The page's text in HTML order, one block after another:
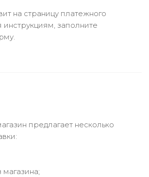
на страницу платежного
инструкциям, заполните
предлагает несколько